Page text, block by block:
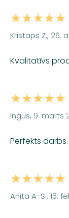
★★★★★
Kristaps Z., 26.
Kvalitatīvs
★★★★★
Ingus, 9. marts
Perfekts
★★★★★
Anita A-S., 16.